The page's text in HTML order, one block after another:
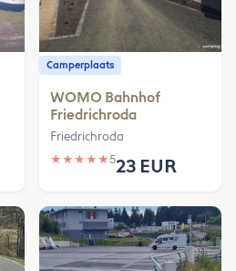
Camperplaats
WOMO Bahnhof
Friedrichroda
Friedrichroda
★ ★ ★ ★ ★523 EUR